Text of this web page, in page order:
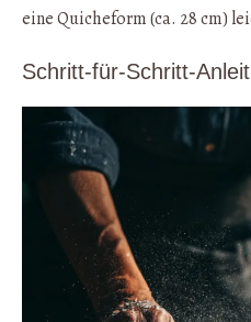
eine Quicheform (ca. 28 cm)
Schritt-für-Schritt-